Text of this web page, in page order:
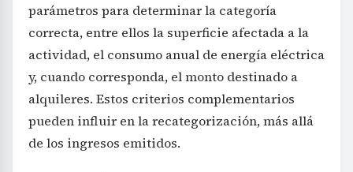
parámetros para determinar la categoría
correcta, entre ellos la superficie afectada a la
actividad, el consumo anual de energía eléctrica
y, cuando corresponda, el monto destinado a
alquileres. Estos criterios complementarios
pueden influir en la recategorización, más allá
de los ingresos emitidos.